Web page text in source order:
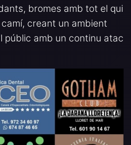
bromes amb tot el qui
creant un ambient
públic amb un continu atac